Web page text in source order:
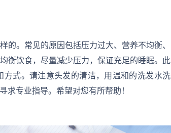
的。常见的原因包括压力过大、营养不均衡、
衡饮食，尽量减少压力，保证充足的睡眠。此
式。请注意头发的清洁，用温和的洗发水洗
求专业指导。希望对您有所帮助！